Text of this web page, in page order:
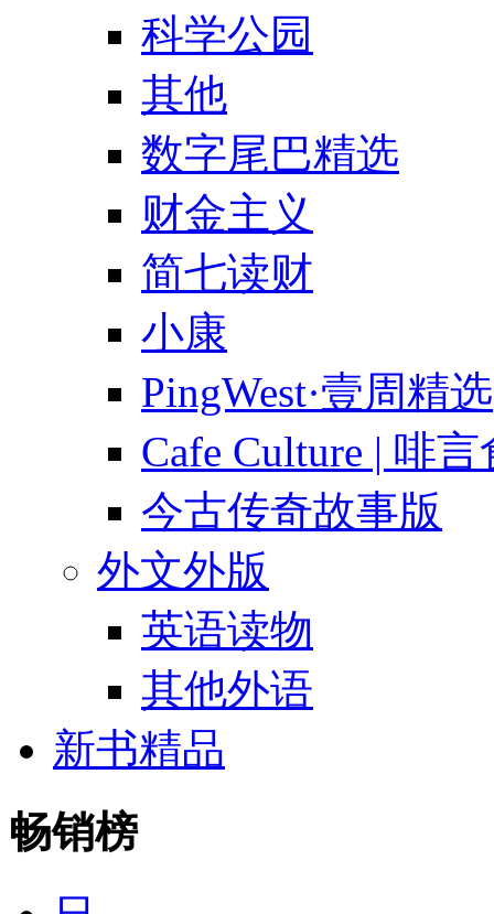
科学公园
其他
数字尾巴精选
财金主义
简七读财
小康
PingWest·壹周精选
Cafe Culture | 啡
今古传奇故事版
外文外版
英语读物
其他外语
新书精品
畅销榜